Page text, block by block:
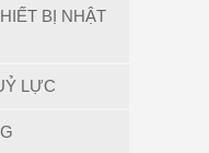
BỊ NHẬT
LỰC